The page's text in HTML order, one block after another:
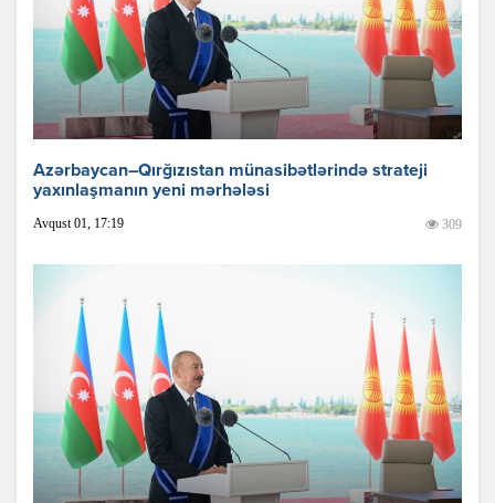
Azərbaycan–Qırğızıstan münasibətlərində strateji
yaxınlaşmanın yeni mərhələsi
Avqust 01, 17:19 309